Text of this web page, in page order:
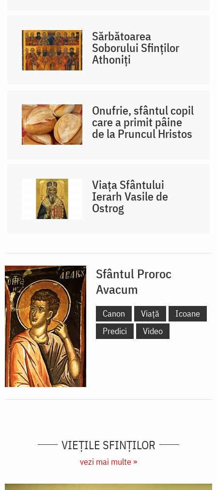
Sărbătoarea
Soborului Sfinților
Athoniți
Onufrie, sfântul copil
care a primit pâine
de la Pruncul Hristos
Viața Sfântului
Ierarh Vasile de
Ostrog
Sfântul Proroc
Avacum
Canon Viață
Icoane
Predici
Video
VIEŢILE SFINŢILOR
vezi mai multe »